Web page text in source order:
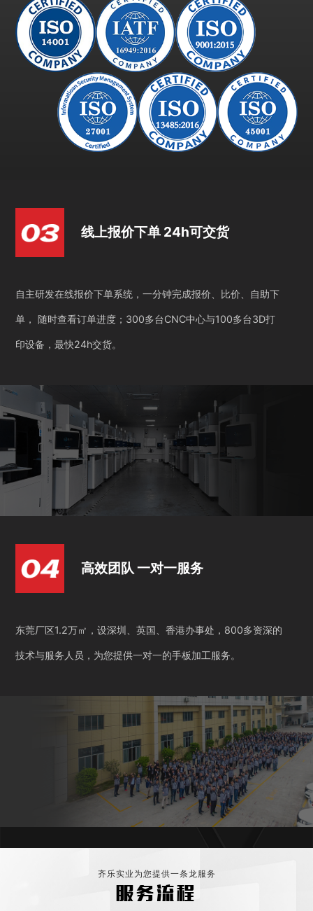
线上报价下单 24h可交货
自主研发在线报价下单系统，一分钟完成报价、比价、自助下
单， 随时查看订单进度；300多台CNC中心与100多台3D打
印设备，最快24h交货。
高效团队 一对一服务
东莞厂区1.2万㎡，设深圳、英国、香港办事处，800多资深的
技术与服务人员，为您提供一对一的手板加工服务。
齐乐实业为您提供一条龙服务
服务流程